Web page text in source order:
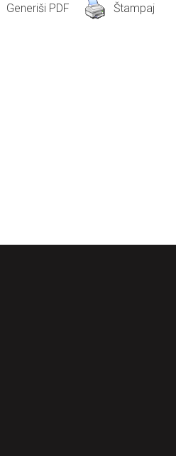
Generiši PDF Štampaj